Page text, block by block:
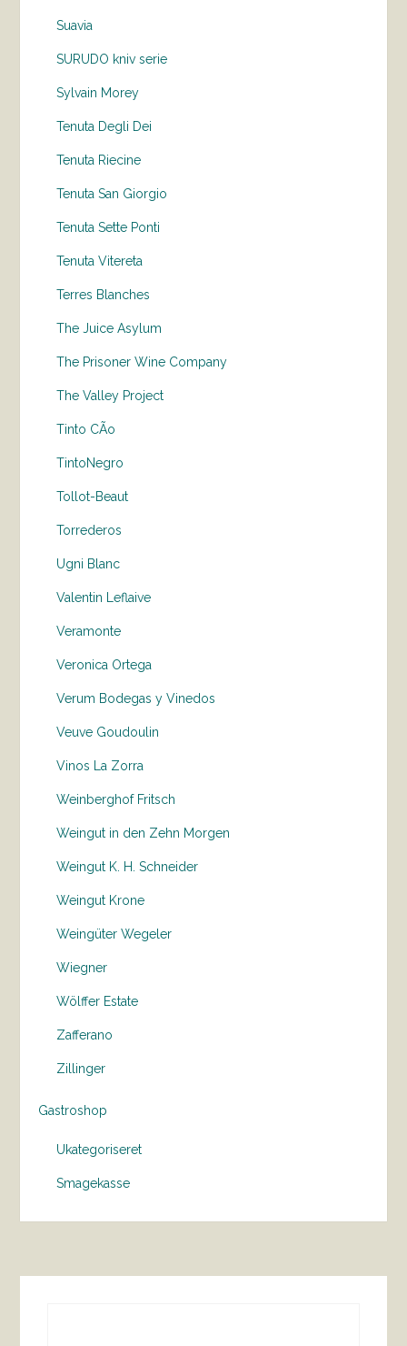
Suavia
SURUDO kniv serie
Sylvain Morey
Tenuta Degli Dei
Tenuta Riecine
Tenuta San Giorgio
Tenuta Sette Ponti
Tenuta Vitereta
Terres Blanches
The Juice Asylum
The Prisoner Wine Company
The Valley Project
Tinto CÃo
TintoNegro
Tollot-Beaut
Torrederos
Ugni Blanc
Valentin Leflaive
Veramonte
Veronica Ortega
Verum Bodegas y Vinedos
Veuve Goudoulin
Vinos La Zorra
Weinberghof Fritsch
Weingut in den Zehn Morgen
Weingut K. H. Schneider
Weingut Krone
Weingüter Wegeler
Wiegner
Wölffer Estate
Zafferano
Zillinger
Gastroshop
Ukategoriseret
Smagekasse